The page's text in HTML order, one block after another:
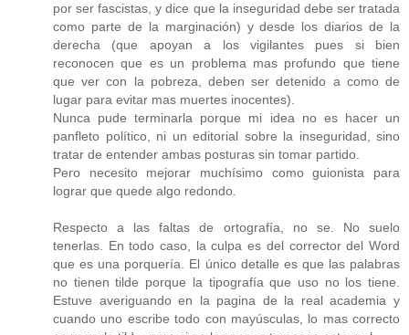
por ser fascistas, y dice que la inseguridad debe ser tratada
como parte de la marginación) y desde los diarios de la
derecha (que apoyan a los vigilantes pues si bien
reconocen que es un problema mas profundo que tiene
que ver con la pobreza, deben ser detenido a como de
lugar para evitar mas muertes inocentes).
Nunca pude terminarla porque mi idea no es hacer un
panfleto político, ni un editorial sobre la inseguridad, sino
tratar de entender ambas posturas sin tomar partido.
Pero necesito mejorar muchísimo como guionista para
lograr que quede algo redondo.
Respecto a las faltas de ortografía, no se. No suelo
tenerlas. En todo caso, la culpa es del corrector del Word
que es una porquería. El único detalle es que las palabras
no tienen tilde porque la tipografía que uso no los tiene.
Estuve averiguando en la pagina de la real academia y
cuando uno escribe todo con mayúsculas, lo mas correcto